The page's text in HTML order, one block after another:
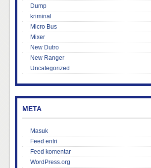
Dump
kriminal
Micro Bus
Mixer
New Dutro
New Ranger
Uncategorized
META
Masuk
Feed entri
Feed komentar
WordPress.org